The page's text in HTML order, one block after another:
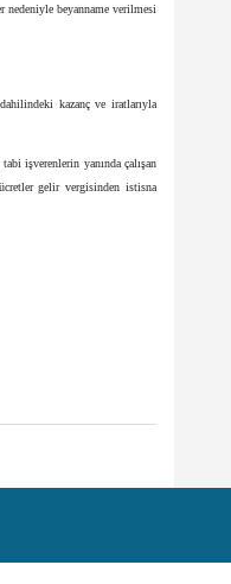
beyanname verilmesi
kazanç ve iratlarıyla
işverenlerin yanında çalışan
gelir vergisinden istisna